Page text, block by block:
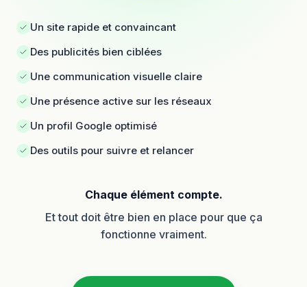
Un site rapide et convaincant
Des publicités bien ciblées
Une communication visuelle claire
Une présence active sur les réseaux
Un profil Google optimisé
Des outils pour suivre et relancer
Chaque élément compte.
Et tout doit être bien en place pour que ça
fonctionne vraiment.